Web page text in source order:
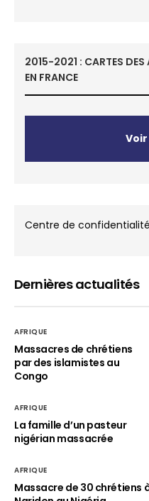
2015-2021 : CARTES DES
EN FRANCE
Centre de confidentialité
Dernières actualités
AFRIQUE
Massacres de chrétiens
par des islamistes au
Congo
AFRIQUE
La famille d’un pasteur
nigérian massacrée
AFRIQUE
Massacre de 30 chrétiens